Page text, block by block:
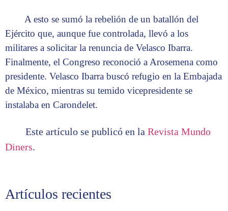
Artículos recientes
A esto se sumó la rebelión de un batallón del
Ejército que, aunque fue controlada, llevó a los
militares a solicitar la renuncia de Velasco Ibarra.
Finalmente, el Congreso reconoció a Arosemena como
presidente. Velasco Ibarra buscó refugio en la Embajada
de México, mientras su temido vicepresidente se
instalaba en Carondelet.
Este artículo se publicó en la Revista Mundo
Diners.